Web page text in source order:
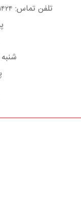
تلفن تماس:
شنبه